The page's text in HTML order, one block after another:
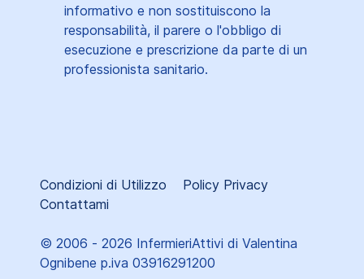
informativo e non sostituiscono la
responsabilità, il parere o l'obbligo di
esecuzione e prescrizione da parte di un
professionista sanitario.
Condizioni di Utilizzo
Policy Privacy
Contattami
© 2006 - 2026 InfermieriAttivi di Valentina
Ognibene p.iva 03916291200